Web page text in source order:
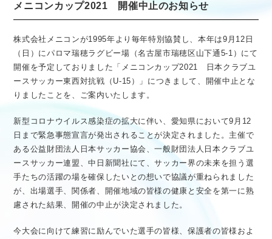
ニュース
採用情報
医療従事者向け情報
メニコンカップ2021 開催中止のお知らせ
株式会社メニコンが1995年より毎年特別協賛し、本年は9月12日
（日）にパロマ瑞穂ラグビー場（名古屋市瑞穂区山下通5-1）にて
開催を予定しておりました「メニコンカップ2021 日本クラブユ
ースサッカー東西対抗戦（U-15）」につきまして、開催中止とな
りましたことを、ご案内いたします。
新型コロナウイルス感染症の拡大に伴い、愛知県において9月12
日まで緊急事態宣言が発出されることが決定されました。主催で
ある公益財団法人日本サッカー協会、一般財団法人日本クラブユ
ースサッカー連盟、中日新聞社にて、サッカー界の未来を担う選
手たちの活躍の場を確保したいとの想いで協議が重ねられました
が、出場選手、関係者、開催地域の皆様の健康と安全を第一に熟
慮された結果、開催の中止が決定されました。
今大会に向けて練習に励んでいた選手の皆様、保護者の皆様およ